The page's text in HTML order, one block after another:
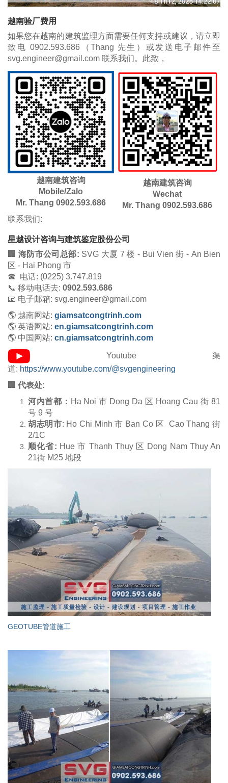
越南验厂费用
如果您在越南的建筑监理方面需要任何支持或建议，请立即
致电 0902.593.686（Thang 先生）或发送电子邮件至
svg.engineer@gmail.com 联系我们。此致，
越南建筑咨询
Mobile/Zalo
Mr. Thang 0902.593.686
越南建筑咨询
​Wechat
Mr. Thang 0902.593.686
联系我们:
星越设计咨询与建筑鉴定股份公司
🏢 海防市公司总部: SVG 大厦 7 楼 - Bui Vien 街 - An Bien
区 - Hai Phong 市
☎ 电话: (0225) 3.747.819
📞 移动电话去: 0902.593.686
📧 电子邮箱: svg.engineer@gmail.com
🌎 越南网站: giamsatcongtrinh.com
🌎 英语网站: en.giamsatcongtrinh.com
🌎 中国网站: cn.giamsatcongtrinh.com
Youtube 渠
道: https://www.youtube.com/@svgengineering
🏢 代表处:
河内首都： Ha Noi 市 Dong Da 区 Hoang Cau 街 81
号 9 号
胡志明市: Ho Chi Minh 市 Ban Co 区
Cao Thang 街
2/1C
顺化省: Hue 市 Thanh Thuy 区 Dong Nam Thuy An
21街 M25 地段
GEOTUBE管道施工